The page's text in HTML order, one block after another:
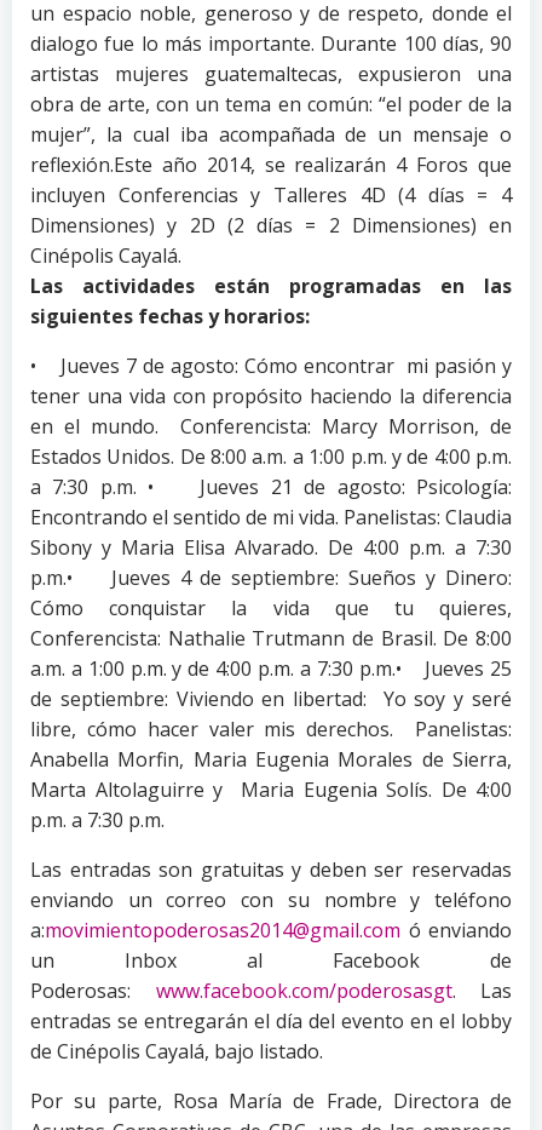
un espacio noble, generoso y de respeto, donde el
dialogo fue lo más importante. Durante 100 días, 90
artistas mujeres guatemaltecas, expusieron una
obra de arte, con un tema en común: “el poder de la
mujer”, la cual iba acompañada de un mensaje o
reflexión.Este año 2014, se realizarán 4 Foros que
incluyen Conferencias y Talleres 4D (4 días = 4
Dimensiones) y 2D (2 días = 2 Dimensiones) en
Cinépolis Cayalá.
Las actividades están programadas en las
siguientes fechas y horarios:
• Jueves 7 de agosto: Cómo encontrar mi pasión y
tener una vida con propósito haciendo la diferencia
en el mundo. Conferencista: Marcy Morrison, de
Estados Unidos. De 8:00 a.m. a 1:00 p.m. y de 4:00 p.m.
a 7:30 p.m. • Jueves 21 de agosto: Psicología:
Encontrando el sentido de mi vida. Panelistas: Claudia
Sibony y Maria Elisa Alvarado. De 4:00 p.m. a 7:30
p.m.• Jueves 4 de septiembre: Sueños y Dinero:
Cómo conquistar la vida que tu quieres,
Conferencista: Nathalie Trutmann de Brasil. De 8:00
a.m. a 1:00 p.m. y de 4:00 p.m. a 7:30 p.m.• Jueves 25
de septiembre: Viviendo en libertad: Yo soy y seré
libre, cómo hacer valer mis derechos. Panelistas:
Anabella Morfin, Maria Eugenia Morales de Sierra,
Marta Altolaguirre y Maria Eugenia Solís. De 4:00
p.m. a 7:30 p.m.
Las entradas son gratuitas y deben ser reservadas
enviando un correo con su nombre y teléfono
a:movimientopoderosas2014@gmail.com ó enviando
un Inbox al Facebook de
Poderosas: www.facebook.com/poderosasgt. Las
entradas se entregarán el día del evento en el lobby
de Cinépolis Cayalá, bajo listado.
Por su parte, Rosa María de Frade, Directora de